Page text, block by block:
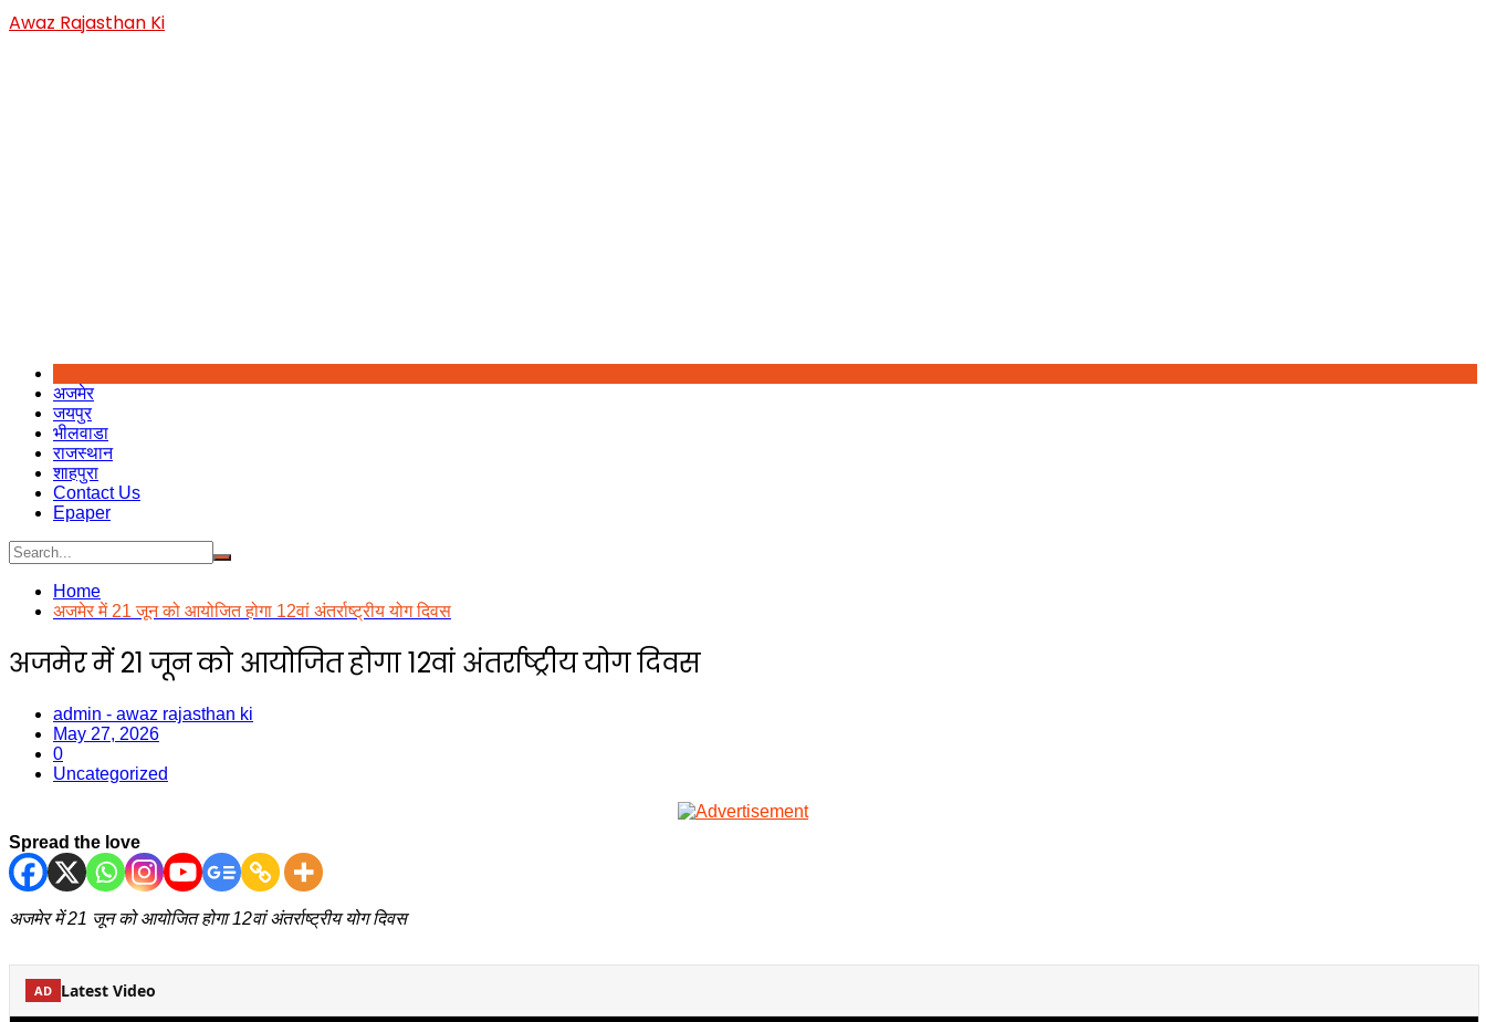
Skip
to
Awaz Rajasthan Ki
अजमेर
जयपुर
भीलवाडा
राजस्थान
शाहपुरा
Contact Us
Epaper
Home
अजमेर में 21 जून को आयोजित होगा 12वां अंतर्राष्ट्रीय योग दिवस
अजमेर में 21 जून को आयोजित होगा 12वां अंतर्राष्ट्रीय योग दिवस
admin - awaz rajasthan ki
May 27, 2026
0
Uncategorized
Spread the love
अजमेर में 21 जून को आयोजित होगा 12वां अंतर्राष्ट्रीय योग दिवस
AD Latest Video